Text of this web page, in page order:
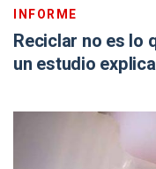
INFORME
Reciclar no es lo
un estudio